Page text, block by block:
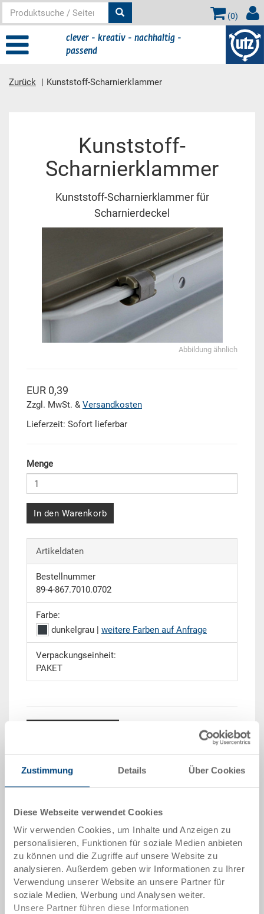
Zustimmung Details Über Cookies
Diese Webseite verwendet Cookies
Wir verwenden Cookies, um Inhalte und Anzeigen zu
personalisieren, Funktionen für soziale Medien anbieten
zu können und die Zugriffe auf unsere Website zu
analysieren. Außerdem geben wir Informationen zu Ihrer
Verwendung unserer Website an unsere Partner für
soziale Medien, Werbung und Analysen weiter.
Unsere Partner führen diese Informationen
(0)
clever - kreativ - nachhaltig -
passend
Zurück Kunststoff-Scharnierklammer
Kunststoff-
Scharnierklammer
Kunststoff-Scharnierklammer für
Scharnierdeckel
Abbildung ähnlich
EUR 0,39
Zzgl. MwSt. & Versandkosten
Lieferzeit: Sofort lieferbar
Menge
In den Warenkorb
Artikeldaten
Bestellnummer
89-4-867.7010.0702
Farbe:
dunkelgrau | weitere Farben auf Anfrage
Verpackungseinheit:
PAKET
Technische Daten
Stück erhältlich
Sonderanfertigungen - Unser Spezialgebiet
Sicherheit & Bestellung